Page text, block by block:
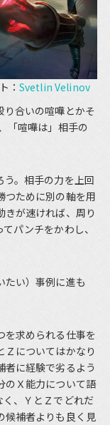
： Svetlin Velinov
合いの喧嘩とかそ
「喧嘩は」相手の
。相手の力を上回
つために別の軸を用
が速ければ、周り
パンチをかわし、
い）事例に進も
求められる仕事を
についてはかなり
に経験で劣るよう
のＸ能力について語
、ＹとＺでどれだ
候補者よりも良く見